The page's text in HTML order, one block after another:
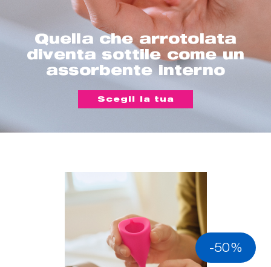
Quella che arrotolata
diventa sottile come un
assorbente interno
Scegli la tua
-50%